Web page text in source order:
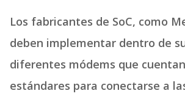
Los fabricantes de SoC, como
deben implementar dentro de
diferentes módems que
estándares para conectarse a